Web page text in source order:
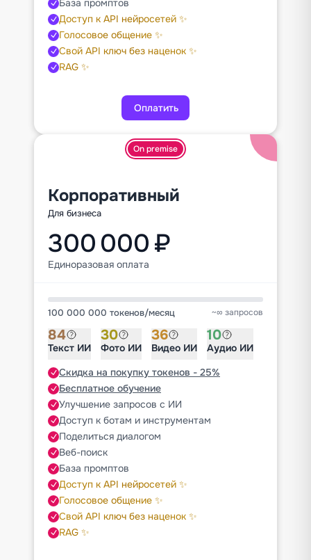
Доступ к API нейросетей ✨
Голосовое общение ✨
Свой API ключ без наценок ✨
RAG ✨
Оплатить
On premise
Корпоративный
Для бизнеса
300 000 ₽
Единоразовая оплата
100 000 000 токенов/месяц ~∞ запросов
84
Текст ИИ
30
Фото ИИ
36
Видео ИИ
10
Аудио ИИ
Скидка на покупку токенов - 25%
Бесплатное обучение
Улучшение запросов с ИИ
Доступ к ботам и инструментам
Поделиться диалогом
Веб-поиск
База промптов
Доступ к API нейросетей ✨
Голосовое общение ✨
Свой API ключ без наценок ✨
RAG ✨